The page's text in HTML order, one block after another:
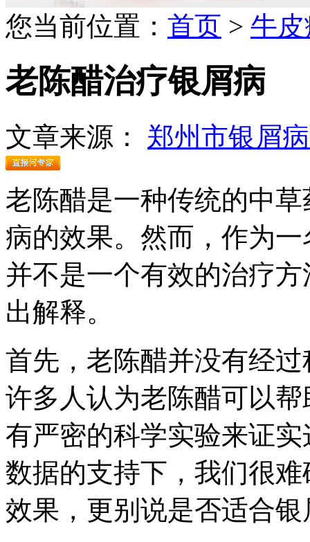
您当前位置： 首页 > 牛
老陈醋治疗银屑病
文章来源： 郑州市银屑
老陈醋是一种传统的中
病的效果。然而，作为
并不是一个有效的治疗
出解释。
首先，老陈醋并没有经
许多人认为老陈醋可以
有严密的科学实验来证
数据的支持下，我们很
效果，更别说是否适合